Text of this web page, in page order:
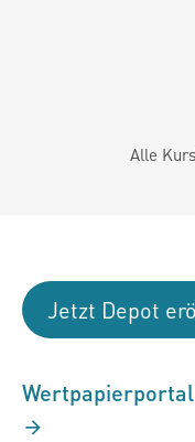
Alle
Jetzt Depot